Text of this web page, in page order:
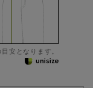
安となります。